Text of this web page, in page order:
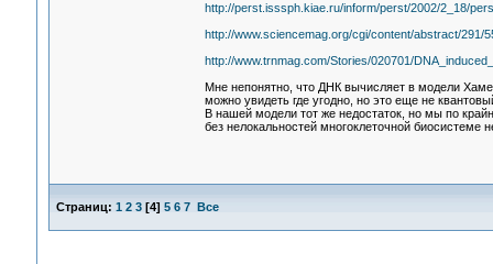
http://perst.isssph.kiae.ru/inform/perst/2002/2_18/
http://www.sciencemag.org/cgi/content/abstract/291/
http://www.trnmag.com/Stories/020701/
Мне непонятно, что ДНК вычисляет в модели
можно увидеть где угодно, но это еще не
В нашей модели тот же недостаток, но мы по
без нелокальностей многоклеточной биосистеме
Страниц: 1 2 3[4] 5 6 7 Все